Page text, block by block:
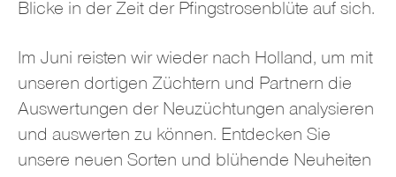
Blicke in der Zeit der Pfingstrosenblüte auf sich.
Im Juni reisten wir wieder nach Holland, um mit
unseren dortigen Züchtern und Partnern die
Auswertungen der Neuzüchtungen analysieren
und auswerten zu können. Entdecken Sie
unsere neuen Sorten und blühende Neuheiten